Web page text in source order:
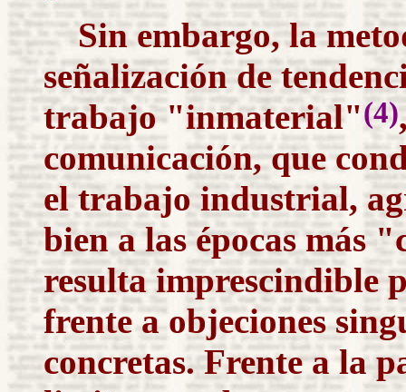
Sin embargo, la
señalización de
trabajo "inmaterial"(4)
comunicación, que
el trabajo industrial,
bien a las épocas más
resulta imprescindible
frente a objeciones
concretas. Frente a la